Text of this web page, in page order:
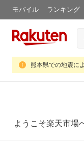
モバイル ランキング
熊本県での地震に
ようこそ楽天市場